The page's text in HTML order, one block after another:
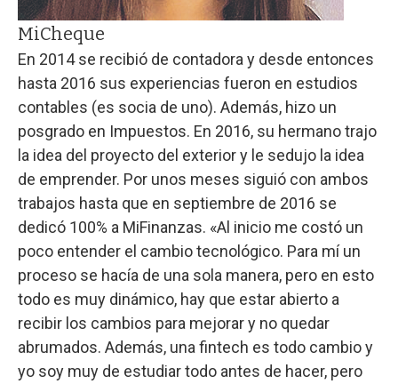
MiCheque
En 2014 se recibió de contadora y desde entonces
hasta 2016 sus experiencias fueron en estudios
contables (es socia de uno). Además, hizo un
posgrado en Impuestos. En 2016, su hermano trajo
la idea del proyecto del exterior y le sedujo la idea
de emprender. Por unos meses siguió con ambos
trabajos hasta que en septiembre de 2016 se
dedicó 100% a MiFinanzas. «Al inicio me costó un
poco entender el cambio tecnológico. Para mí un
proceso se hacía de una sola manera, pero en esto
todo es muy dinámico, hay que estar abierto a
recibir los cambios para mejorar y no quedar
abrumados. Además, una fintech es todo cambio y
yo soy muy de estudiar todo antes de hacer, pero